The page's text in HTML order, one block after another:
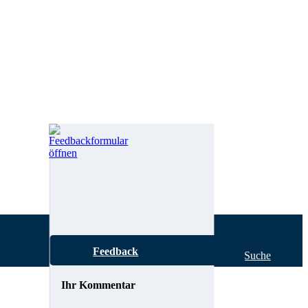
Hilfe zur Suche
Feedback
Ihr Kommentar